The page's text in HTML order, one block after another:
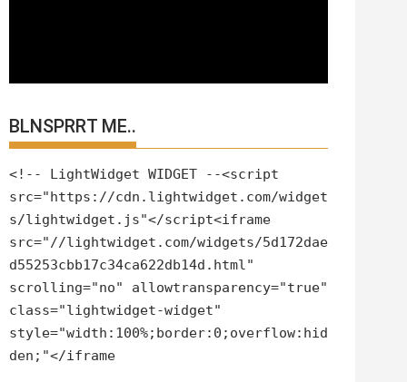
BLNSPRRT ME..
<!-- LightWidget WIDGET --<script
src="https://cdn.lightwidget.com/widget
s/lightwidget.js"</script<iframe
src="//lightwidget.com/widgets/5d172dae
d55253cbb17c34ca622db14d.html"
scrolling="no" allowtransparency="true"
class="lightwidget-widget"
style="width:100%;border:0;overflow:hid
den;"</iframe